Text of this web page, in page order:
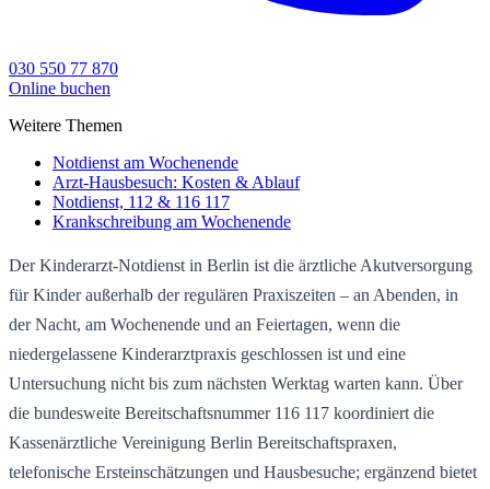
030 550 77 870
Online buchen
Weitere Themen
Notdienst am Wochenende
Arzt-Hausbesuch: Kosten & Ablauf
Notdienst, 112 & 116 117
Krankschreibung am Wochenende
Der Kinderarzt-Notdienst in Berlin ist die ärztliche Akutversorgung
für Kinder außerhalb der regulären Praxiszeiten – an Abenden, in
der Nacht, am Wochenende und an Feiertagen, wenn die
niedergelassene Kinderarztpraxis geschlossen ist und eine
Untersuchung nicht bis zum nächsten Werktag warten kann. Über
die bundesweite Bereitschaftsnummer 116 117 koordiniert die
Kassenärztliche Vereinigung Berlin Bereitschaftspraxen,
telefonische Ersteinschätzungen und Hausbesuche; ergänzend bietet